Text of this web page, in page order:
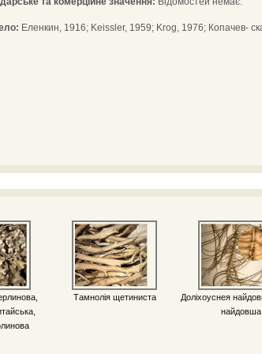
Еленкин, 1916; Keissler, 1959; Krog, 1976; Копачев-
Тамнолія щетиниста
Доліхоуснея
найдовша